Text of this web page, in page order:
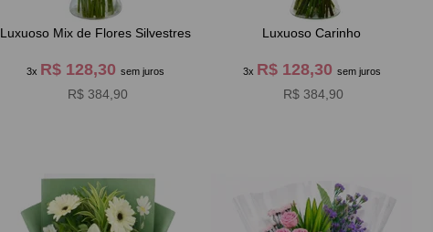
Luxuoso Mix de Flores Silvestres
3x R$ 128,30sem juros
R$ 384,90
Luxuoso Carinho
3x R$ 128,30 sem juros
R$ 384,90